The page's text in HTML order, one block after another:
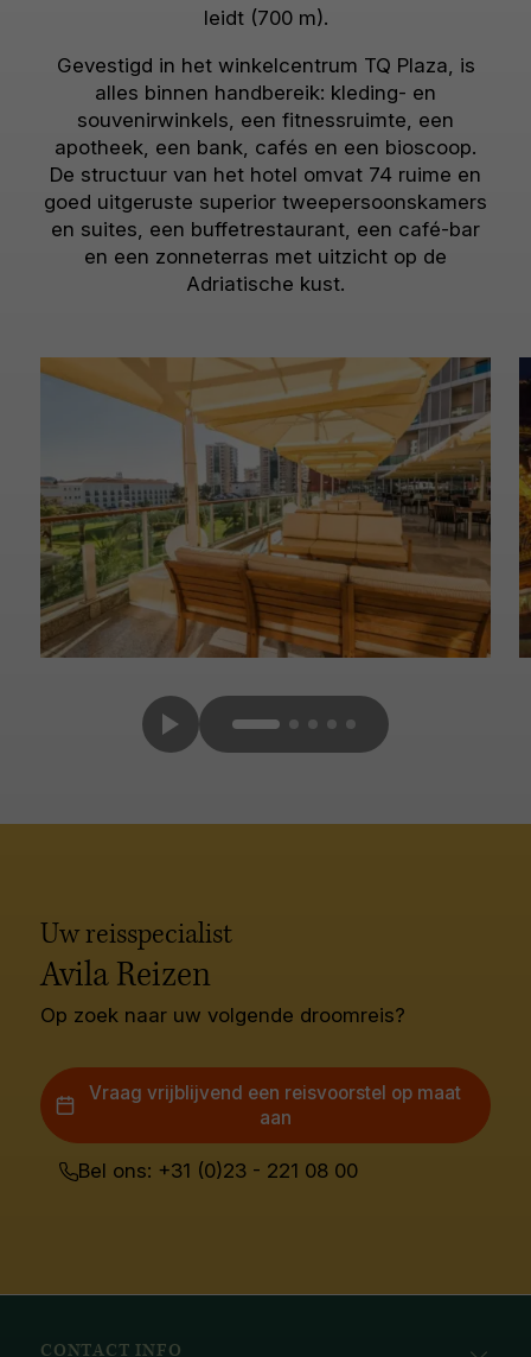
leidt (700 m).
Gevestigd in het winkelcentrum TQ Plaza, is
alles binnen handbereik: kleding- en
souvenirwinkels, een fitnessruimte, een
apotheek, een bank, cafés en een bioscoop.
De structuur van het hotel omvat 74 ruime en
goed uitgeruste superior tweepersoonskamers
en suites, een buffetrestaurant, een café-bar
en een zonneterras met uitzicht op de
Adriatische kust.
Uw reisspecialist
Avila Reizen
Op zoek naar uw volgende droomreis?
Vraag vrijblijvend een reisvoorstel op maat
aan
Bel ons: +31 (0)23 - 221 08 00
CONTACT INFO